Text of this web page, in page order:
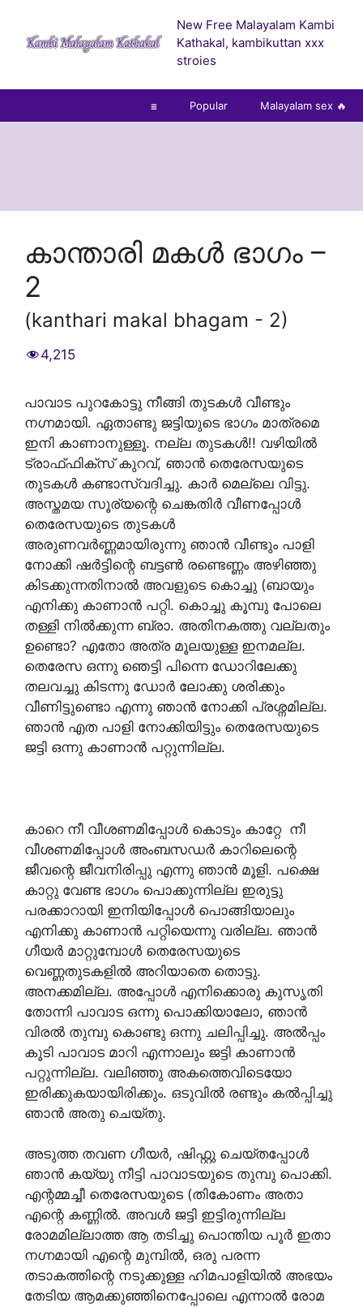
content
New Free Malayalam Kambi
Kathakal, kambikuttan xxx
stroies
☰ Popular Malayalam sex 🔥
കാന്താരി മകൾ ഭാഗം –
2
(kanthari makal bhagam - 2)
4,215
പാവാട പുറകോട്ടു നീങ്ങി തുടകൾ വീണ്ടും
നഗ്നമായി. ഏതാണ്ടു ജട്ടിയുടെ ഭാഗം മാത്രമെ
ഇനി കാണാനുള്ളൂ. നല്ല തുടകൾ!! വഴിയിൽ
ട്രാഫ്ഫിക്സ് കുറവ്, ഞാൻ തെരേസയുടെ
തുടകൾ കണ്ടാസ്വദിച്ചു. കാർ മെല്ലെ വിട്ടു.
അസ്തമയ സൂര്യന്റെ ചെങ്കതിർ വീണപ്പോൾ
തെരേസയുടെ തുടകൾ
അരുണവർണ്ണമായിരുന്നു ഞാൻ വീണ്ടും പാളി
നോക്കി ഷർട്ടിന്റെ ബട്ടൺ രണ്ടെണ്ണം അഴിഞ്ഞു
കിടക്കുന്നതിനാൽ അവളുടെ കൊച്ചു (ബായും
എനിക്കു കാണാൻ പറ്റി. കൊച്ചു കൂമ്പു പോലെ
തള്ളി നിൽക്കുന്ന ബ്രാ. അതിനകത്തു വല്ലതും
ഉണ്ടൊ? എതോ അത്ര മൂലയുള്ള ഇനമല്ല.
തെരേസ ഒന്നു ഞെട്ടി പിന്നെ ഡോറിലേക്കു
തലവച്ചു കിടന്നു ഡോർ ലോക്കു ശരിക്കും
വീണിട്ടുണ്ടൊ എന്നു ഞാൻ നോക്കി പ്രശ്നമില്ല.
ഞാൻ എത പാളി നോക്കിയിട്ടും തെരേസയുടെ
ജട്ടി ഒന്നു കാണാൻ പറ്റുന്നില്ല.
കാറെ നീ വീശണമിപ്പോൾ കൊടും കാറ്റേ നീ
വീശണമിപ്പോൾ അംബസഡർ കാറിലെന്റെ
ജീവന്റെ ജീവനിരിപ്പു എന്നു ഞാൻ മൂളി. പക്ഷെ
കാറ്റു വേണ്ട ഭാഗം പൊക്കുന്നില്ല ഇരുട്ടു
പരക്കാറായി ഇനിയിപ്പോൾ പൊങ്ങിയാലും
എനിക്കു കാണാൻ പറ്റിയെന്നു വരില്ല. ഞാൻ
ഗീയർ മാറ്റുമ്പോൾ തെരേസയുടെ
വെണ്ണതുടകളിൽ അറിയാതെ തൊട്ടു.
അനക്കമില്ല. അപ്പോൾ എനിക്കൊരു കുസൃതി
തോന്നി പാവാട ഒന്നു പൊക്കിയാലോ, ഞാൻ
വിരൽ തുമ്പു കൊണ്ടു ഒന്നു ചലിപ്പിച്ചു. അൽപ്പം
കൂടി പാവാട മാറി എന്നാലും ജട്ടി കാണാൻ
പറ്റുന്നില്ല. വലിഞ്ഞു അകത്തെവിടെയോ
ഇരിക്കുകയായിരിക്കും. ഒടുവിൽ രണ്ടും കൽപ്പിച്ചു
ഞാൻ അതു ചെയ്തു.
അടുത്ത തവണ ഗീയർ, ഷിഫ്റ്റു ചെയ്തപ്പോൾ
ഞാൻ കയ്യു നീട്ടി പാവാടയുടെ തുമ്പു പൊക്കി.
എന്റമ്മച്ചീ തെരേസയുടെ (തികോണം അതാ
എന്റെ കണ്ണിൽ. അവൾ ജട്ടി ഇട്ടിരുന്നില്ല
രോമമില്ലാത്ത ആ തടിച്ചു പൊന്തിയ പൂർ ഇതാ
നഗ്നമായി എന്റെ മുമ്പിൽ, ഒരു പരന്ന
തടാകത്തിന്റെ നടുക്കുള്ള ഹിമപാളിയിൽ അഭയം
തേടിയ ആമക്കുഞ്ഞിനെപ്പോലെ എന്നാൽ രോമ